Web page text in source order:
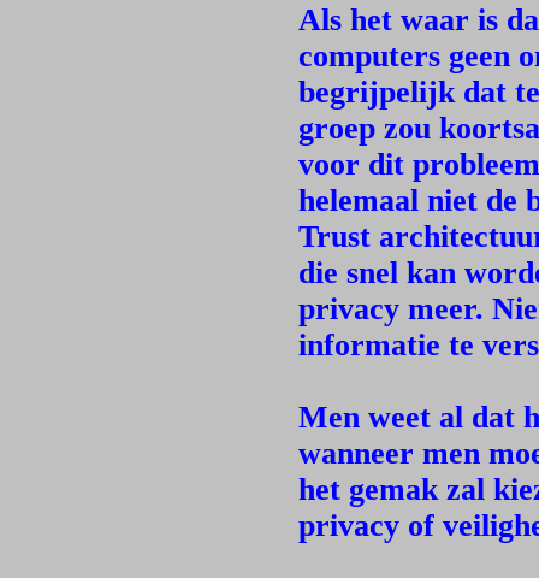
Als het waar is
computers geen
begrijpelijk dat
groep zou
voor dit
helemaal niet de
Trust
die snel kan
privacy meer.
informatie te
Men weet al dat
wanneer men
het gemak zal
privacy of